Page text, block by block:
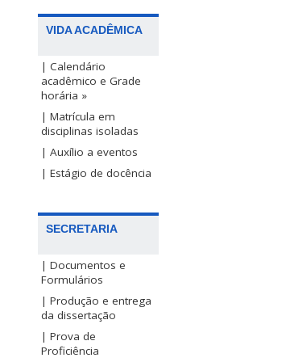
VIDA ACADÊMICA
| Calendário
acadêmico e Grade
horária »
| Matrícula em
disciplinas isoladas
| Auxílio a eventos
| Estágio de docência
SECRETARIA
| Documentos e
Formulários
| Produção e entrega
da dissertação
| Prova de
Proficiência